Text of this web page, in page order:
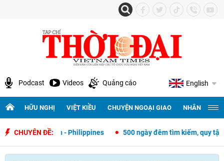
Podcast Videos Quảng cáo English
HỮU NGHỊ VIỆT KIỀU CHUYỆN NGOẠI GIAO NHÂN
CHUYÊN ĐỀ:
giao Việt Nam - Philippines 500 ngày đêm tìm kiếm, quy tập